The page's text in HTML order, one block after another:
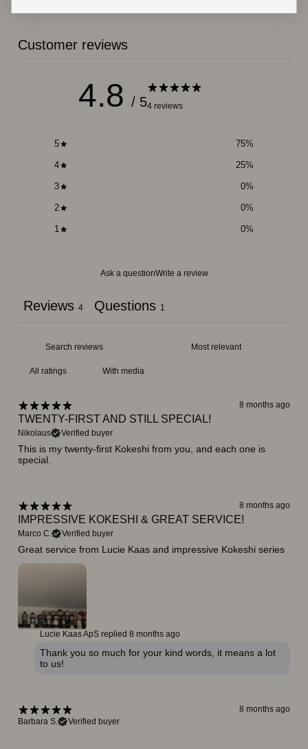
Customer reviews
4.8 / 54 reviews
5 75%
4 25%
3 0%
2 0%
1 0%
Ask a questionWrite a review
Reviews 4 Questions 1
With media
8 months ago
TWENTY-FIRST AND STILL SPECIAL!
Nikolaus Verified buyer
This is my twenty-first Kokeshi from you, and each one is
special.
8 months ago
IMPRESSIVE KOKESHI & GREAT SERVICE!
Marco C. Verified buyer
Great service from Lucie Kaas and impressive Kokeshi series
Lucie Kaas ApS replied 8 months ago
Thank you so much for your kind words, it means a lot
to us!
8 months ago
Barbara S.
Verified buyer